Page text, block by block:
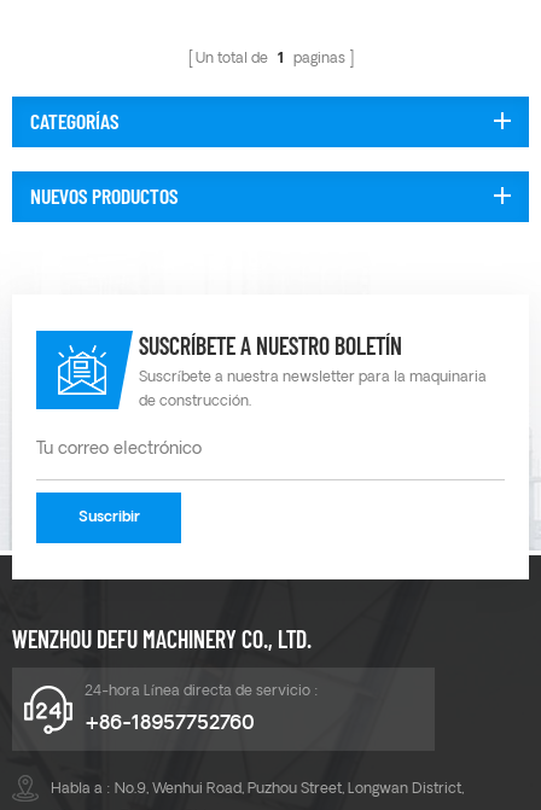
Un total de 1 paginas
CATEGORÍAS
NUEVOS PRODUCTOS
SUSCRÍBETE A NUESTRO BOLETÍN
Suscríbete a nuestra newsletter para la maquinaria
de construcción.
WENZHOU DEFU MACHINERY CO., LTD.
24-hora Línea directa de servicio :
+86-18957752760
Habla a : No.9, Wenhui Road, Puzhou Street, Longwan District,